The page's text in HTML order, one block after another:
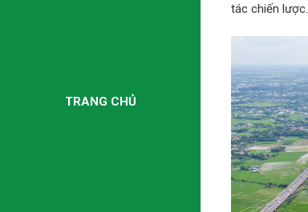
TRANG CHỦ
tác chiến lược.